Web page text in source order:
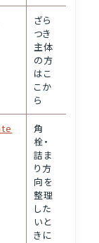
ざら
つき
主体
の方
はこ
こか
ら
角
栓・
詰ま
り方
向を
整理
した
いと
きに